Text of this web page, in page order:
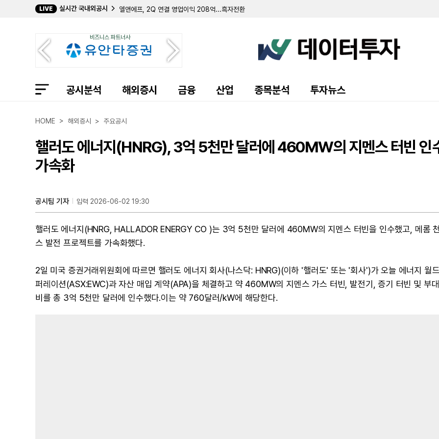
LIVE 실시간 국내외공시
엘앤에프, 2Q 연결 영업이익 208억...흑자전환
인컴퍼스 헬스, 2분기 호실적에 연간 가이던스 상향… 자사주 매입 한도 10억 달러로 확대
메이서리치, OP 유닛 상환용 보통주 최대 1345만 주 등록 공시
레드와이어, 2분기 사상 최대 매출·수주잔고 달성…적자 대폭 축소
엑셀러레이트 에너지, 2분기 순이익 5010만 달러... 전년비 141% 급증
블루 아울 테크놀로지 파이낸스 등이 출자한 '블루 아울 크레딧 SLF', 2분기 순투자소득 1586만 달러 기록
리버티 라틴 아메리카, 2분기 영업이익 1억 8100만 달러로 흑자 전환... 엠독스와 10년 IT 계약 체결
레드캡투어, 2Q 연결 영업이익 157억...전년비 16%↑
비즈니스 파트너사
공시분석 해외증시 금융 산업 종목분석 투자뉴스
HOME > 해외증시 > 주요공시
핼러도 에너지(HNRG), 3억 5천만 달러에 460MW의 지멘스 터빈 인
가속화
공시팀 기자 입력 2026-06-02 19:30
핼러도 에너지(HNRG, HALLADOR ENERGY CO )는 3억 5천만 달러에 460MW의 지멘스 터빈을 인수했고, 메롬
스 발전 프로젝트를 가속화했다.
2일 미국 증권거래위원회에 따르면 핼러도 에너지 회사(나스닥: HNRG)(이하 '핼러도' 또는 '회사')가 오늘 에너지 월
퍼레이션(ASX:EWC)과 자산 매입 계약(APA)을 체결하고 약 460MW의 지멘스 가스 터빈, 발전기, 증기 터빈 및 부
비를 총 3억 5천만 달러에 인수했다.이는 약 760달러/kW에 해당한다.